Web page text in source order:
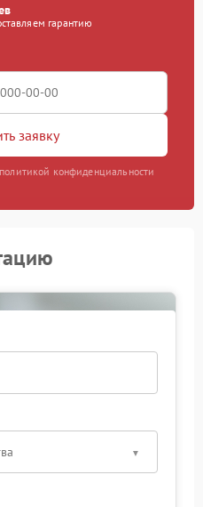
гарантию
заявку
конфиденциальности